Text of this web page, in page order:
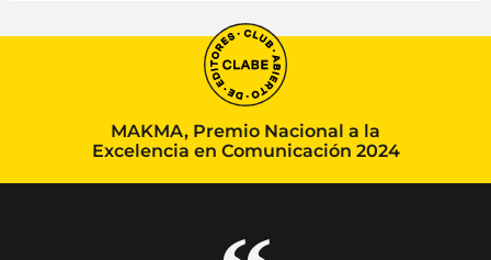
MAKMA, Premio Nacional a la
Excelencia en Comunicación 2024